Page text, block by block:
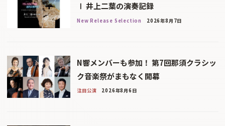
Ⅰ 井上二葉の演奏記録
New Release Selection 2026年8月7日
N響メンバーも参加！ 第7回那須クラシッ
ク音楽祭がまもなく開幕
注目公演 2026年8月6日